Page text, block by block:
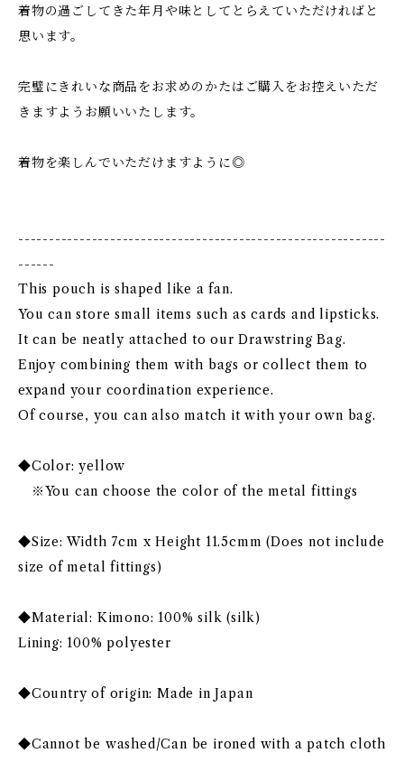
着物の過ごしてきた年月や味としてとらえていただければと
思います。
完璧にきれいな商品をお求めのかたはご購入をお控えいただ
きますようお願いいたします。
着物を楽しんでいただけますように◎
------------------------------------------------------------
------
This pouch is shaped like a fan.
You can store small items such as cards and lipsticks.
It can be neatly attached to our Drawstring Bag.
Enjoy combining them with bags or collect them to
expand your coordination experience.
Of course, you can also match it with your own bag.
◆Color: yellow
※You can choose the color of the metal fittings
◆Size: Width 7cm x Height 11.5cmm (Does not include
size of metal fittings)
◆Material: Kimono: 100% silk (silk)
Lining: 100% polyester
◆Country of origin: Made in Japan
◆Cannot be washed/Can be ironed with a patch cloth